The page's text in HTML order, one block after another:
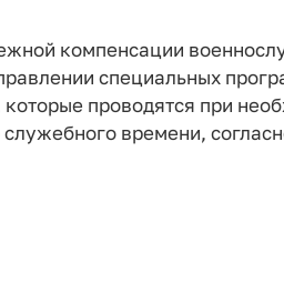
компенсации
специальных
проводятся при
времени,